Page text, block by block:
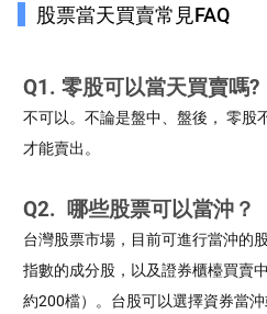
股票當天買賣常見FAQ
Q1. 零股可以當天買賣嗎?
不可以。不論是盤中、盤後， 零股
才能賣出。
Q2. 哪些股票可以當沖？
台灣股票市場，目前可進行當沖的
指數的成分股，以及證券櫃檯買賣
約200檔）。台股可以選擇資券當